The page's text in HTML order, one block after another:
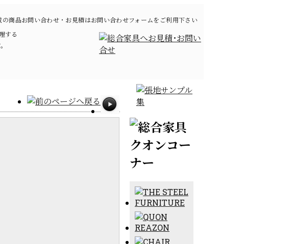
する
商品お問い合わせ・お見積はお問い合わせフォームをご利用下さい